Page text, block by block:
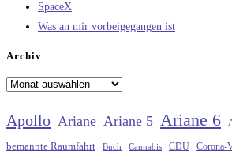
SpaceX
Was an mir vorbeigegangen ist
Archiv
Archiv
Apollo Ariane Ariane 5 Ariane 6
bemannte Raumfahrt Buch Cannabis CDU Corona-